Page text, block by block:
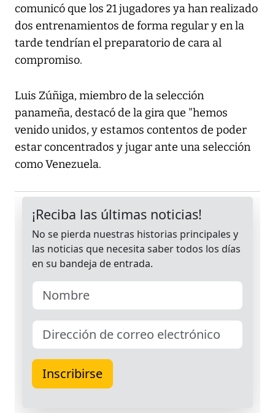
comunicó que los 21 jugadores ya han realizado
dos entrenamientos de forma regular y en la
tarde tendrían el preparatorio de cara al
compromiso.
Luis Zúñiga, miembro de la selección
panameña, destacó de la gira que "hemos
venido unidos, y estamos contentos de poder
estar concentrados y jugar ante una selección
como Venezuela.